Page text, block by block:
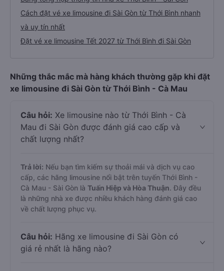
Cách đặt vé xe limousine đi Sài Gòn từ Thới Bình nhanh
và uy tín nhất
Đặt vé xe limousine Tết 2027 từ Thới Bình đi Sài Gòn
Những thắc mắc mà hàng khách thường gặp khi đặt
xe limousine đi Sài Gòn từ Thới Bình - Cà Mau
Câu hỏi: Xe limousine nào từ Thới Bình - Cà
Mau đi Sài Gòn được đánh giá cao cấp và
chất lượng nhất?
Trả lời: Nếu bạn tìm kiếm sự thoải mái và dịch vụ cao
cấp, các hãng limousine nổi bật trên tuyến Thới Bình -
Cà Mau - Sài Gòn là Tuấn Hiệp và Hòa Thuận. Đây đều
là những nhà xe được nhiều khách hàng đánh giá cao
về chất lượng phục vụ.
Câu hỏi: Hãng xe limousine đi Sài Gòn có
giá rẻ nhất là hãng nào?